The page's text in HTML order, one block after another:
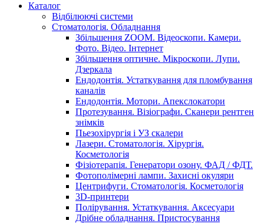
Каталог
Відбілюючі системи
Стоматологія. Обладнання
Збільшення ZOOM. Відеоскопи. Камери.
Фото. Відео. Інтернет
Збільшення оптичне. Мікроскопи. Лупи.
Дзеркала
Ендодонтія. Устаткування для пломбування
каналів
Ендодонтія. Мотори. Апекслокатори
Протезування. Візіографи. Сканери рентген
знімків
Пьезохірургія і УЗ cкалери
Лазери. Стоматологія. Хірургія.
Косметологія
Фізіотерапія. Генератори озону. ФАД / ФДТ.
Фотополімерні лампи. Захисні окуляри
Центрифуги. Стоматологія. Косметологія
3D-принтери
Полірування. Устаткування. Аксесуари
Дрібне обладнання. Пристосування